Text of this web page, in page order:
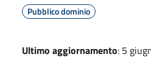
Pubblico dominio
Ultimo aggiornamento: 5